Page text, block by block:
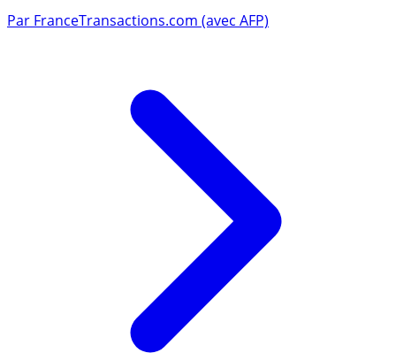
Par FranceTransactions.com (avec AFP)